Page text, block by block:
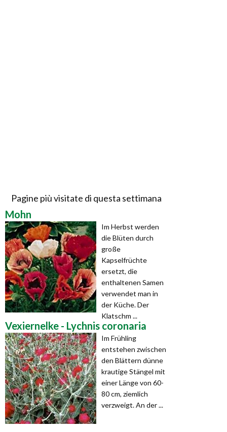
Pagine più visitate di questa settimana
Mohn
Im Herbst werden
die Blüten durch
große
Kapselfrüchte
ersetzt, die
enthaltenen Samen
verwendet man in
der Küche. Der
Klatschm ...
Vexiernelke - Lychnis coronaria
Im Frühling
entstehen zwischen
den Blättern dünne
krautige Stängel mit
einer Länge von 60-
80 cm, ziemlich
verzweigt. An der ...